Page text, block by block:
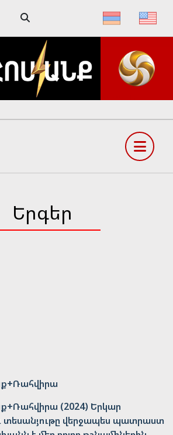
Երգեր
(2024) Երկար
տեսանյութը վերջապես պատրաստ